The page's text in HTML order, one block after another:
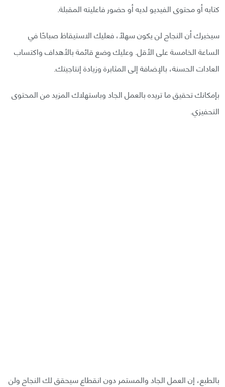
كتابه أو محتوى الفيديو لديه أو حضور فاعليته المقبلة.
سيخبرك أن النجاح لن يكون سهلاً، فعليك الاستيقاظ صباحًا في
الساعة الخامسة على الأقل. وعليك وضع قائمة بالأهداف واكتساب
العادات الحسنة، بالإضافة إلى المثابرة وزيادة إنتاجيتك.
بإمكانك تحقيق ما تريده بالعمل الجاد وباستهلاك المزيد من المحتوى
التحفيزي.
بالطبع، إن العمل الجاد والمستمر دون انقطاع سيحقق لك النجاح ولن